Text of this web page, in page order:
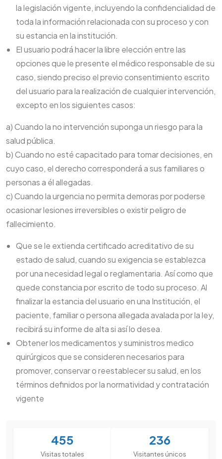
la legislación vigente, incluyendo la confidencialidad de
toda la información relacionada con su proceso y con
su estancia en la institución.
El usuario podrá hacer la libre elección entre las
opciones que le presente el médico responsable de su
caso, siendo preciso el previo consentimiento escrito
del usuario para la realización de cualquier intervención,
excepto en los siguientes casos:
a) Cuando la no intervención suponga un riesgo para la
salud pública.
b) Cuando no esté capacitado para tomar decisiones, en
cuyo caso, el derecho corresponderá a sus familiares o
personas a él allegadas.
c) Cuando la urgencia no permita demoras por poderse
ocasionar lesiones irreversibles o existir peligro de
fallecimiento.
Que se le extienda certificado acreditativo de su
estado de salud, cuando su exigencia se establezca
por una necesidad legal o reglamentaria. Así como que
quede constancia por escrito de todo su proceso. Al
finalizar la estancia del usuario en una Institución, el
paciente, familiar o persona allegada avalada por la ley,
recibirá su informe de alta si así lo desea.
Obtener los medicamentos y suministros medico
quirúrgicos que se consideren necesarios para
promover, conservar o reestablecer su salud, en los
términos definidos por la normatividad y contratación
vigente
455
Visitas totales
236
Visitantes únicos